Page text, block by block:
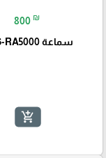
800 ₪
سماعة SRS-RA5000
add_shopping_cart